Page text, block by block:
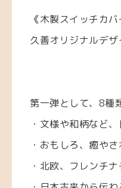
《木製スイッチカ
久善オリジナルデザ
第一弾として、8種
・文様や和柄など、
・おもしろ、癒や
・北欧、フレンチ